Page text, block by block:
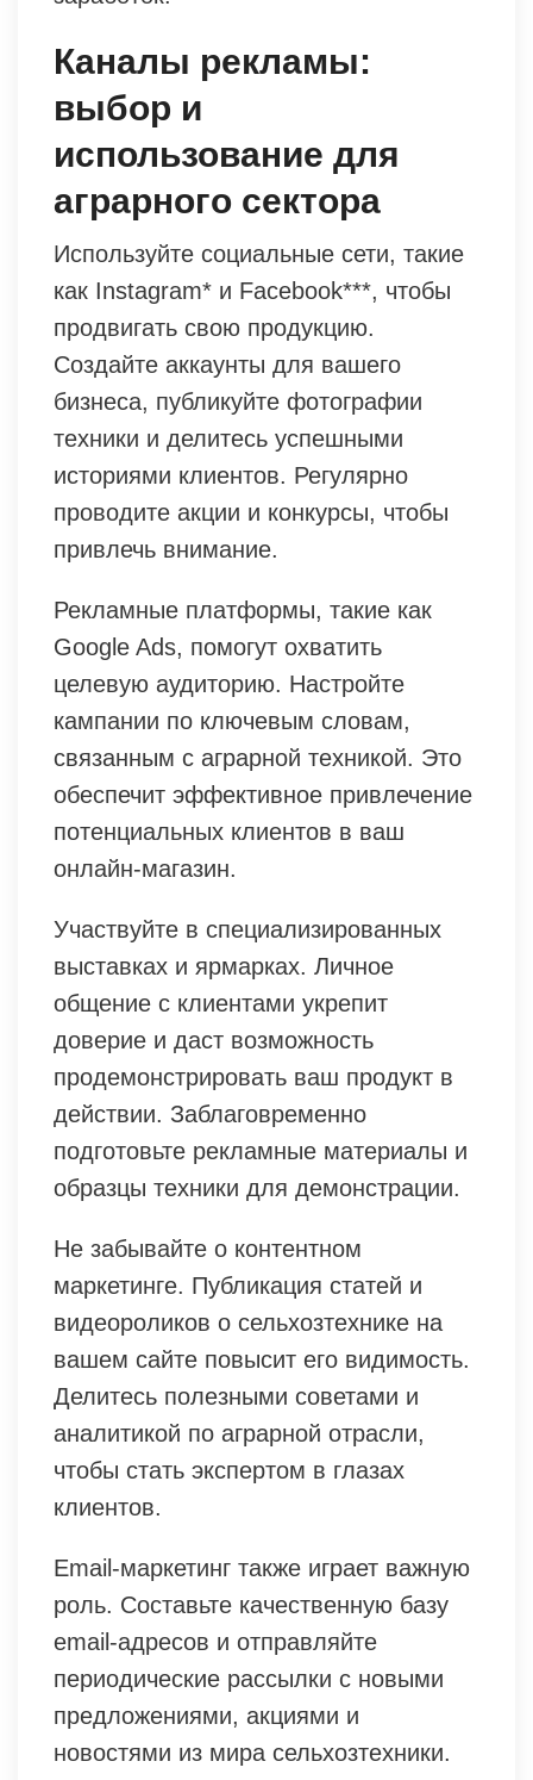
Каналы рекламы:
выбор и
использование для
аграрного сектора
Используйте социальные сети, такие
как Instagram* и Facebook***, чтобы
продвигать свою продукцию.
Создайте аккаунты для вашего
бизнеса, публикуйте фотографии
техники и делитесь успешными
историями клиентов. Регулярно
проводите акции и конкурсы, чтобы
привлечь внимание.
Рекламные платформы, такие как
Google Ads, помогут охватить
целевую аудиторию. Настройте
кампании по ключевым словам,
связанным с аграрной техникой. Это
обеспечит эффективное привлечение
потенциальных клиентов в ваш
онлайн-магазин.
Участвуйте в специализированных
выставках и ярмарках. Личное
общение с клиентами укрепит
доверие и даст возможность
продемонстрировать ваш продукт в
действии. Заблаговременно
подготовьте рекламные материалы и
образцы техники для демонстрации.
Не забывайте о контентном
маркетинге. Публикация статей и
видеороликов о сельхозтехнике на
вашем сайте повысит его видимость.
Делитесь полезными советами и
аналитикой по аграрной отрасли,
чтобы стать экспертом в глазах
клиентов.
Email-маркетинг также играет важную
роль. Составьте качественную базу
email-адресов и отправляйте
периодические рассылки с новыми
предложениями, акциями и
новостями из мира сельхозтехники.